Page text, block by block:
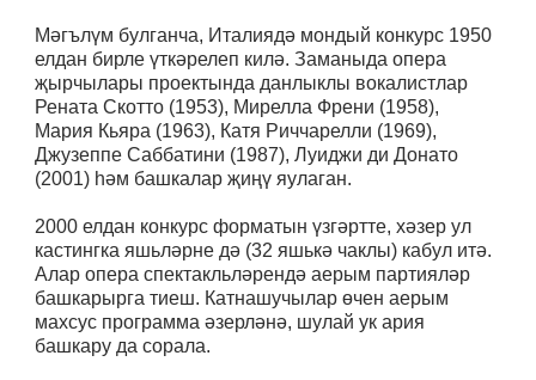
Мәгълүм булганча, Италиядә мондый конкурс 1950
елдан бирле үткәрелеп килә. Заманыда опера
җырчылары проектында данлыклы вокалистлар
Рената Скотто (1953), Мирелла Френи (1958),
Мария Кьяра (1963), Катя Риччарелли (1969),
Джузеппе Саббатини (1987), Луиджи ди Донато
(2001) һәм башкалар җиңү яулаган.
2000 елдан конкурс форматын үзгәртте, хәзер ул
кастингка яшьләрне дә (32 яшькә чаклы) кабул итә.
Алар опера спектакльләрендә аерым партияләр
башкарырга тиеш. Катнашучылар өчен аерым
махсус программа әзерләнә, шулай ук ария
башкару да сорала.